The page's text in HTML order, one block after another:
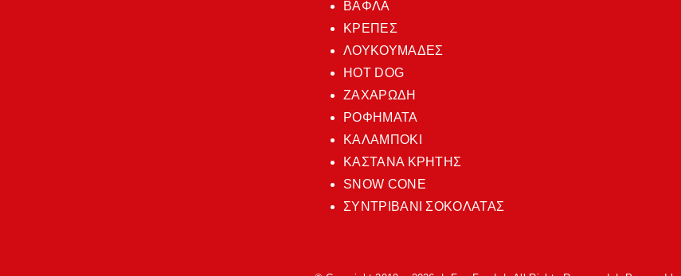
ΒΑΦΛΑ
ΚΡΕΠΕΣ
ΛΟΥΚΟΥΜΑΔΕΣ
HOT DOG
ΖΑΧΑΡΩΔΗ
ΡΟΦΗΜΑΤΑ
ΚΑΛΑΜΠΟΚΙ
ΚΑΣΤΑΝΑ ΚΡΗΤΗΣ
SNOW CONE
ΣΥΝΤΡΙΒΑΝΙ ΣΟΚΟΛΑΤΑΣ